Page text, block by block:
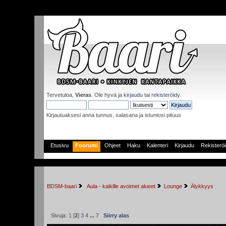
Tervetuloa,Vieras . Ole hyvä jakirjaudu tairekisteröidy.
Kirjautuaksesi anna tunnus, salasana ja istuntosi pituus
Etusivu Foorumi Ohjeet Haku Kalenteri Kirjaudu
BDSM-baari Aula - kaikille avoimet alueet Lounge Älykkyys
Sivuja: 1 [2]3 4 ...7 Siirry alas